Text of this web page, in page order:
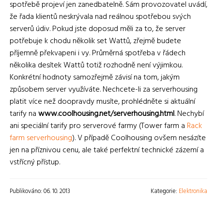
spotřebě projeví jen zanedbatelně. Sám provozovatel uvádí,
že řada klientů neskrývala nad reálnou spotřebou svých
serverů údiv. Pokud jste doposud měli za to, že server
potřebuje k chodu několik set Wattů, zřejmě budete
příjemně překvapeni i vy. Průměrná spotřeba v řádech
několika desítek Wattů totiž rozhodně není výjimkou.
Konkrétní hodnoty samozřejmě závisí na tom, jakým
způsobem server využíváte. Nechcete-li za serverhousing
platit více než doopravdy musíte, prohlédněte si aktuální
tarify nawww.coolhousing.net/serverhousing.html. Nechybí
ani speciální tarify pro serverové farmy (Tower farm aRack
farm serverhousing). V případě Coolhousing ovšem nesázíte
jen na příznivou cenu, ale také perfektní technické zázemí a
vstřícný přístup.
Publikováno: 06. 10. 2013 Kategorie: Elektronika